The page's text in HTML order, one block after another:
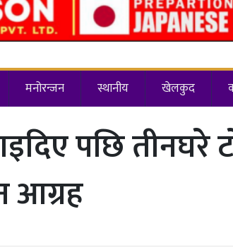
मनोरन्जन स्थानीय खेलकुद
पछि तीनघरे
आग्रह